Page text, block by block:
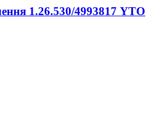
1.26.530/4993817 YTO